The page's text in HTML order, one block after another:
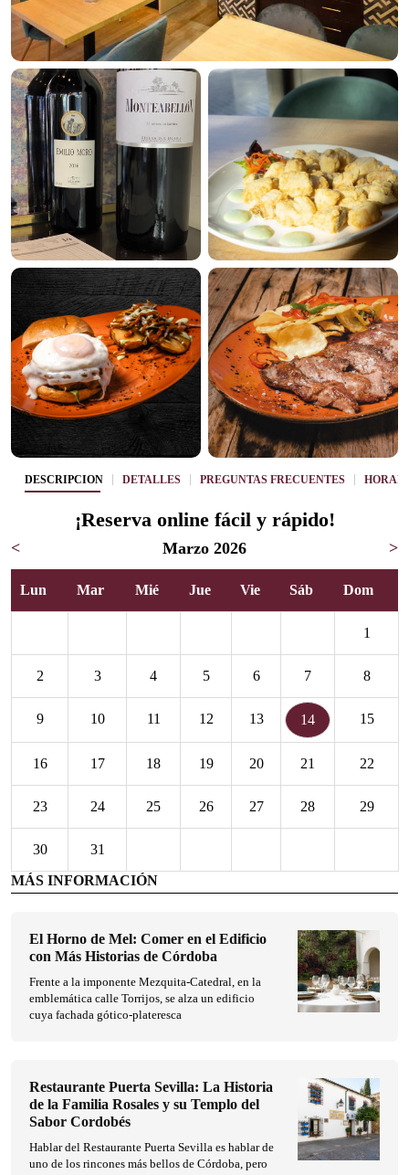
DESCRIPCIÓN DETALLES PREGUNTAS FRECUENTES
¡Reserva online fácil y rápido!
< Marzo 2026 >
Lun Mar Mié Jue Vie Sáb Dom
1
2 3 4 5 6 7 8
9 10 11 12 13 14 15
16 17 18 19 20 21 22
23 24 25 26 27 28 29
30
31
MÁS INFORMACIÓN
El Horno de Mel: Comer en el Edificio
con Más Historias de Córdoba
Frente a la imponente Mezquita-Catedral, en la
emblemática calle Torrijos, se alza un edificio
cuya fachada gótico-plateresca
Restaurante Puerta Sevilla: La Historia
de la Familia Rosales y su Templo del
Sabor Cordobés
Hablar del Restaurante Puerta Sevilla es hablar de
uno de los rincones más bellos de Córdoba, pero